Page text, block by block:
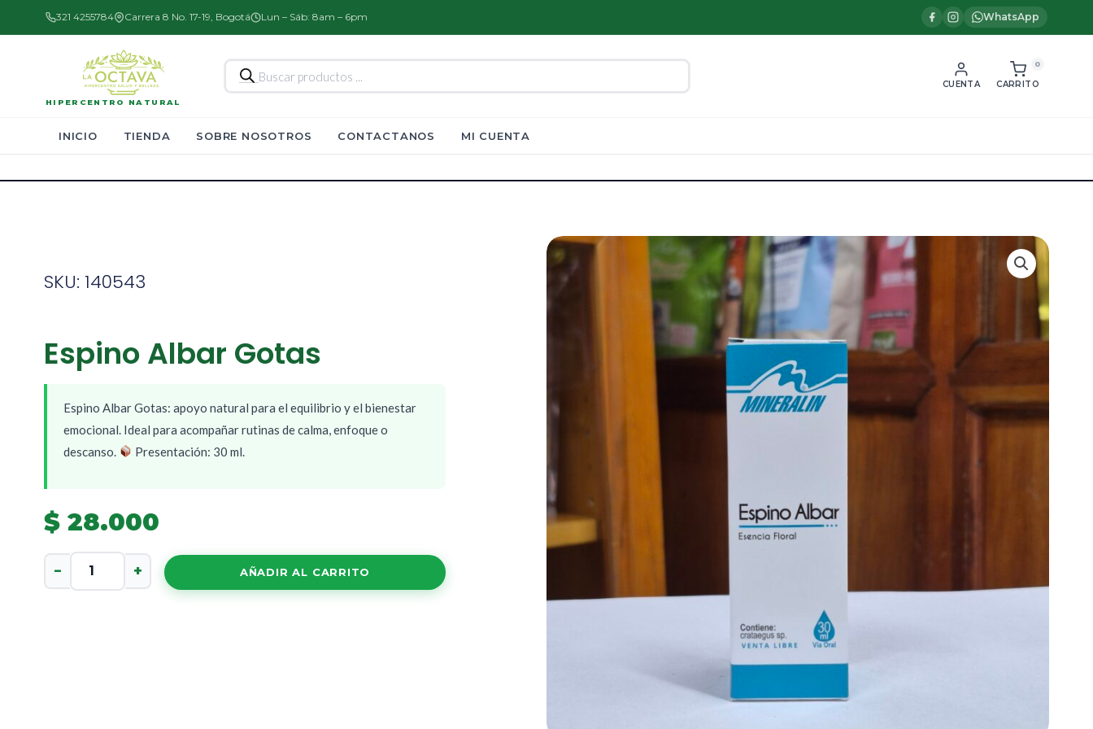
321 4255784 Carrera 8 No. 17-19, Bogotá Lun – Sáb: 8am – 6pm WhatsApp
HIPERCENTRO NATURAL
Búsqueda
de
productos
CUENTA
0
CARRITO
INICIO TIENDA SOBRE NOSOTROS CONTACTANOS MI CUENTA
SKU: 140543
Espino Albar Gotas
Espino Albar Gotas: apoyo natural para el equilibrio y el bienestar
emocional. Ideal para acompañar rutinas de calma, enfoque o
descanso.
Presentación: 30 ml.
$28.000
Espino
Albar
Gotas
− + AÑADIR AL CARRITO